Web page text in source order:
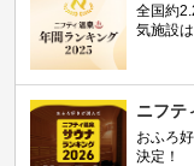
全国約
気施設
ニフテ
おふろ
決定！